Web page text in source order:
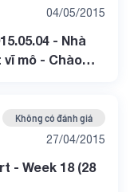
04/05/2015
- Nhà
mô - Chào
Không có đánh giá
27/04/2015
- Week 18 (28